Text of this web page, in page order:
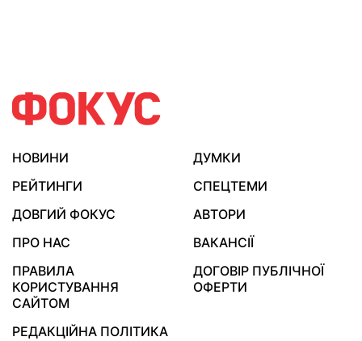
НОВИНИ
ДУМКИ
РЕЙТИНГИ
СПЕЦТЕМИ
ДОВГИЙ ФОКУС
АВТОРИ
ПРО НАС
ВАКАНСІЇ
ПРАВИЛА
КОРИСТУВАННЯ
САЙТОМ
ДОГОВІР ПУБЛІЧНОЇ
ОФЕРТИ
РЕДАКЦІЙНА ПОЛІТИКА